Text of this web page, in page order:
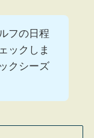
フの日程
ックしま
クシーズ